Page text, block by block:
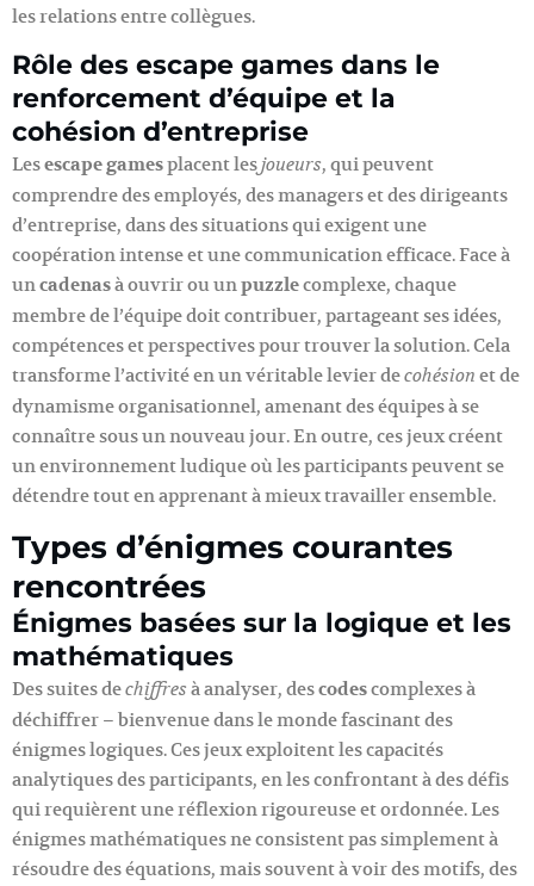
les relations entre collègues.
Rôle des escape games dans le
renforcement d’équipe et la
cohésion d’entreprise
Lesescape gamesplacent lesjoueurs, qui peuvent
comprendre des employés, des managers et des dirigeants
d’entreprise, dans des situations qui exigent une
coopération intense et une communication efficace. Face à
uncadenasà ouvrir ou unpuzzlecomplexe, chaque
membre de l’équipe doit contribuer, partageant ses idées,
compétences et perspectives pour trouver la solution. Cela
transforme l’activité en un véritable levier decohésion et de
dynamisme organisationnel, amenant des équipes à se
connaître sous un nouveau jour. En outre, ces jeux créent
un environnement ludique où les participants peuvent se
détendre tout en apprenant à mieux travailler ensemble.
Types d’énigmes courantes
rencontrées
Énigmes basées sur la logique et les
mathématiques
Des suites dechiffres à analyser, descodescomplexes à
déchiffrer – bienvenue dans le monde fascinant des
énigmes logiques. Ces jeux exploitent les capacités
analytiques des participants, en les confrontant à des défis
qui requièrent une réflexion rigoureuse et ordonnée. Les
énigmes mathématiques ne consistent pas simplement à
résoudre des équations, mais souvent à voir des motifs, des